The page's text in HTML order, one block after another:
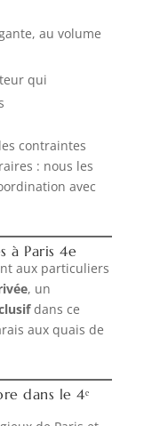
au volume
qui
contraintes
: nous les
avec
à Paris 4e
aux particuliers
, un
dans ce
aux quais de
dans le 4ᵉ